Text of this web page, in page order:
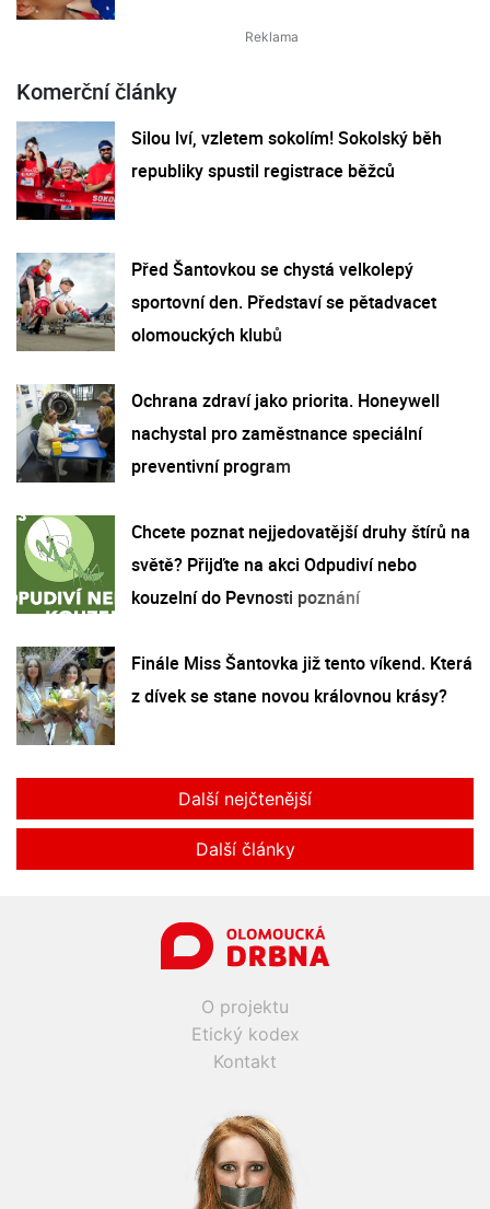
Komerční články
Silou lví, vzletem sokolím! Sokolský běh
republiky spustil registrace běžců
Před Šantovkou se chystá velkolepý
sportovní den. Představí se pětadvacet
olomouckých klubů
Ochrana zdraví jako priorita. Honeywell
nachystal pro zaměstnance speciální
preventivní program
Chcete poznat nejjedovatější druhy štírů na
světě? Přijďte na akci Odpudiví nebo
kouzelní do Pevnosti poznání
Finále Miss Šantovka již tento víkend. Která
z dívek se stane novou královnou krásy?
Další nejčtenější
Další články
O projektu
Etický kodex
Kontakt